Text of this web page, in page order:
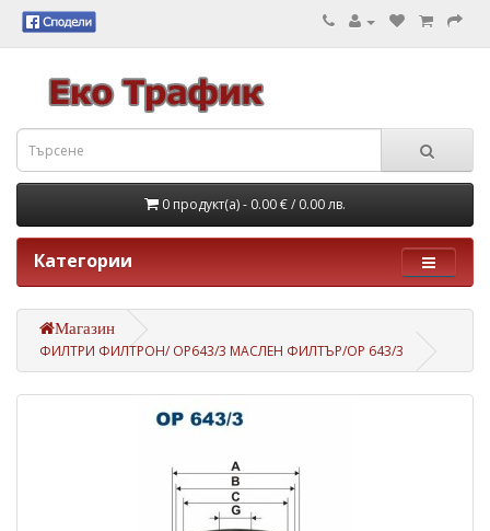
0 продукт(а) - 0.00 €/ 0.00 лв.
Категории
Магазин
ФИЛТРИ ФИЛТРОН/ OP643/3 МАСЛЕН ФИЛТЪР/OP 643/3